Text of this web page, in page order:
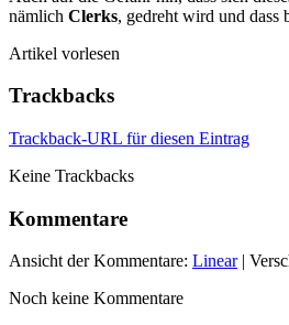
nämlich Clerks, gedreht wird und
Artikel vorlesen
Trackbacks
Trackback-URL für diesen Eintrag
Keine Trackbacks
Kommentare
Ansicht der Kommentare: Linear|
Noch keine Kommentare